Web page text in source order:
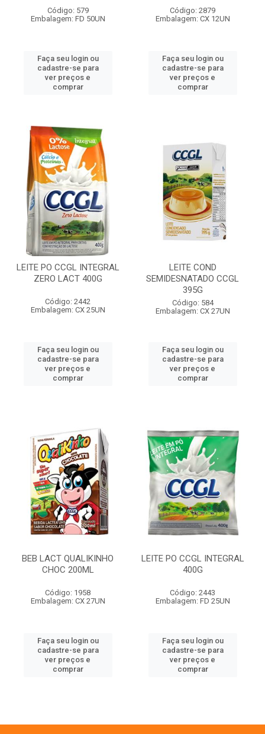
Código: 579
Embalagem: FD 50UN
Faça seu login ou
cadastre-se para
ver preços e
comprar
Código: 2879
Embalagem: CX 12UN
Faça seu login ou
cadastre-se para
ver preços e
comprar
LEITE PO CCGL INTEGRAL
ZERO LACT 400G
Código: 2442
Embalagem: CX 25UN
Faça seu login ou
cadastre-se para
ver preços e
comprar
LEITE COND
SEMIDESNATADO CCGL
395G
Código: 584
Embalagem: CX 27UN
Faça seu login ou
cadastre-se para
ver preços e
comprar
BEB LACT QUALIKINHO
CHOC 200ML
Código: 1958
Embalagem: CX 27UN
Faça seu login ou
cadastre-se para
ver preços e
comprar
LEITE PO CCGL INTEGRAL
400G
Código: 2443
Embalagem: FD 25UN
Faça seu login ou
cadastre-se para
ver preços e
comprar